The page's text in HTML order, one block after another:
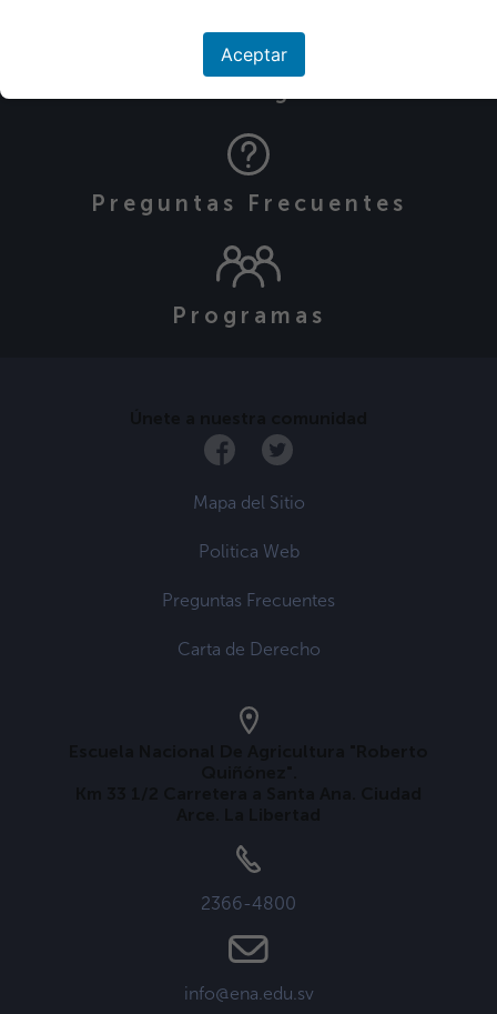
Aceptar
Descargas
Preguntas Frecuentes
Programas
Mapa del Sitio
Politica Web
Preguntas Frecuentes
Carta de Derecho
2366-4800
info@ena.edu.sv